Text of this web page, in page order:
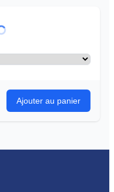
Ajouter au panier